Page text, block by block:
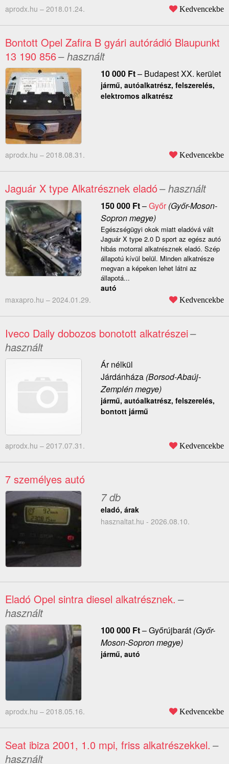
aprodx.hu – 2018.01.24. Kedvencekbe
Bontott Opel Zafira B gyári autórádió Blaupunkt
13 190 856– használt
10 000 Ft– Budapest XX. kerület
jármű, autóalkatrész, felszerelés,
elektromos alkatrész
aprodx.hu – 2018.08.31. Kedvencekbe
Jaguár X type Alkatrésznek eladó– használt
150 000 Ft–Győr(Győr-Moson-
Sopron megye)
Egészségügyi okok miatt eladóvá vált
Jaguár X type 2.0 D sport az egész autó
hibás motorral alkatrésznek eladó. Szép
állapotú kívül belül. Minden alkatrésze
megvan a képeken lehet látni az
állapotá...
autó
maxapro.hu – 2024.01.29. Kedvencekbe
Iveco Daily dobozos bonotott alkatrészei–
használt
Ár nélkül
Járdánháza(Borsod-Abaúj-
Zemplén megye)
jármű, autóalkatrész, felszerelés,
bontott jármű
aprodx.hu – 2017.07.31. Kedvencekbe
7 személyes autó
7 db
eladó, árak
hasznaltat.hu - 2026.08.10.
Eladó Opel sintra diesel alkatrésznek. –
használt
100 000 Ft–Győrújbarát(Győr-
Moson-Sopron megye)
jármű, autó
aprodx.hu – 2018.05.16. Kedvencekbe
Seat ibiza 2001, 1.0 mpi, friss alkatrészekkel. –
használt